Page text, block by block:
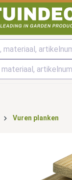
Vuren planken